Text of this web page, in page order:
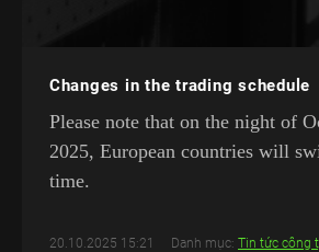
Changes in the trading schedule
Please note that on the night of
2025, European countries will
time.
20.10.2025 15:21 Danh mục: Tin tức công